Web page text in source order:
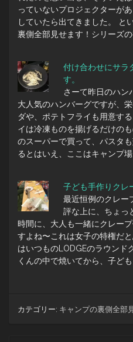
っていないプロジェクターが
していたら出てきました。 と
裏側全部見せます！シリーズの
付け合わせにサラ
す。
さーて昨日のハン
大人気のハンバーグですが、
ダや、ポテトフライも用意す
イは冷凍ものを揚げるだけの
のスーパーで買って、パスタ
るとはいえ、ここはキャンプ場
子ども手作りクレ
最近恒例のクレー
評な上に、ちょっ
時間に、大人も一緒にクレー
すよね〜これは女子の特権だ
はいつものLODGEのラウンド
くんの中で焼いてから、子ども
カテゴリー: キャンプの裏側全部